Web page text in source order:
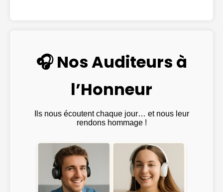
🎧 Nos Auditeurs à
l’Honneur
Ils nous écoutent chaque jour… et nous leur
rendons hommage !